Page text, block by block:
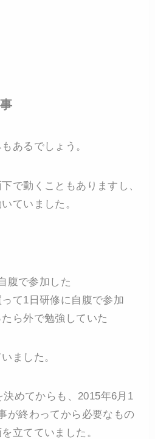
あるでしょう。
で動くこともありますし、
ていました。
腹で参加した
て1日研修に自腹で参加
ら外で勉強していた
ました。
めてからも、2015年6月1
が終わってから必要なもの
立てていました。